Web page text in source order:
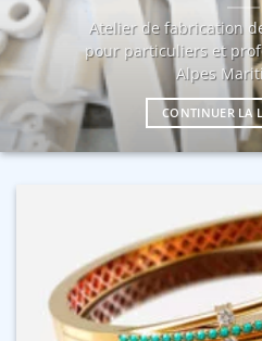
Atelier de fabrication
pour particuliers et
Alpes
CONTINUER LA